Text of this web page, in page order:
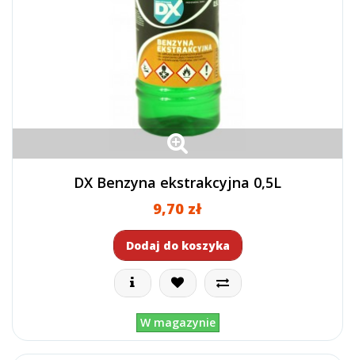
DX Benzyna ekstrakcyjna 0,5L
9,70 zł
Dodaj do koszyka
W magazynie